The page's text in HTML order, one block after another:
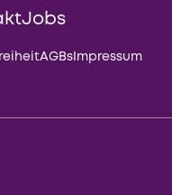
Jobs
AGBs Impressum